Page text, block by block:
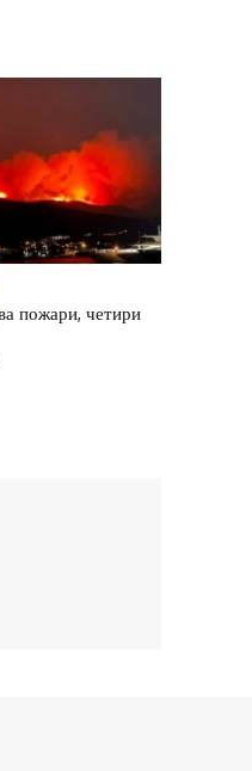
пожари, четири